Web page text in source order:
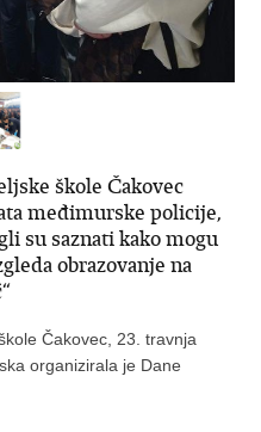
škole Čakovec
međimurske policije,
su saznati kako mogu
obrazovanje na
Čakovec, ​23. travnja
organizirala je Dane